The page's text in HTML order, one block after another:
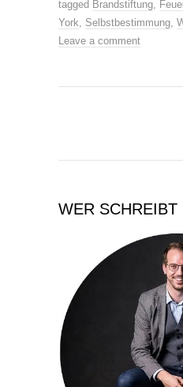
tagged Brandstiftung
York
Selbstbestimmung
Leave a comment
WER SCHREIBT